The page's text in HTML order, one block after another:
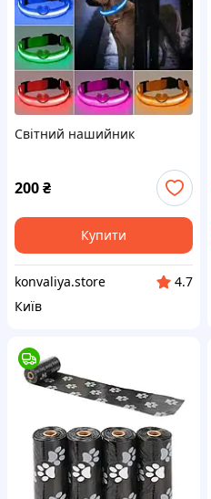
Світний нашийник
200₴
Купити
konvaliya.store
4.7
Київ